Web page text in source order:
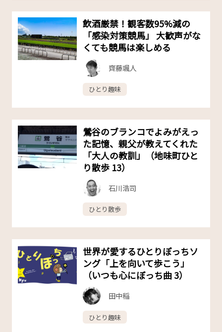
飲酒厳禁！観客数95%減の
「感染対策競馬」 大歓声がな
くても競馬は楽しめる
齊藤颯人
ひとり趣味
鶯谷のブランコでよみがえっ
た記憶、親父が教えてくれた
「大人の教訓」（地味町ひと
り散歩 13）
石川浩司
ひとり散歩
世界が愛するひとりぽっちソ
ング「上を向いて歩こう」
（いつも心にぼっち曲 3）
田中稲
ひとり趣味